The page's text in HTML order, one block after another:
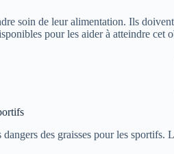
soin de leur alimentation. Ils
pour les aider à atteindre cet
des graisses pour les